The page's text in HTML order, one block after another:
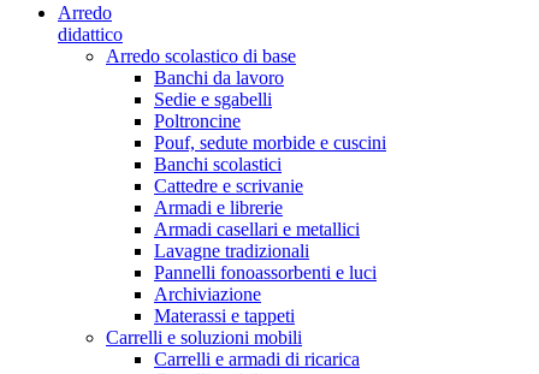
Arredo
didattico
Arredo scolastico di base
Banchi da lavoro
Sedie e sgabelli
Poltroncine
Pouf, sedute morbide e cuscini
Banchi scolastici
Cattedre e scrivanie
Armadi e librerie
Armadi casellari e metallici
Lavagne tradizionali
Pannelli fonoassorbenti e luci
Archiviazione
Materassi e tappeti
Carrelli e soluzioni mobili
Carrelli e armadi di ricarica